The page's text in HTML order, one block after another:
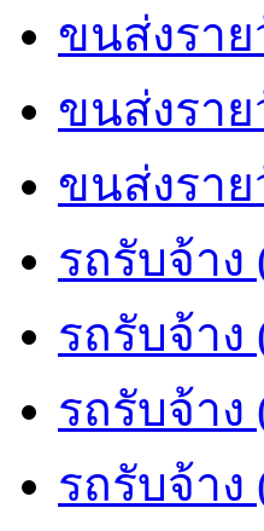
ขนส่งรา
ขนส่งรา
ขนส่งรา
รถรับจ้าง
รถรับจ้าง
รถรับจ้าง
รถรับจ้า